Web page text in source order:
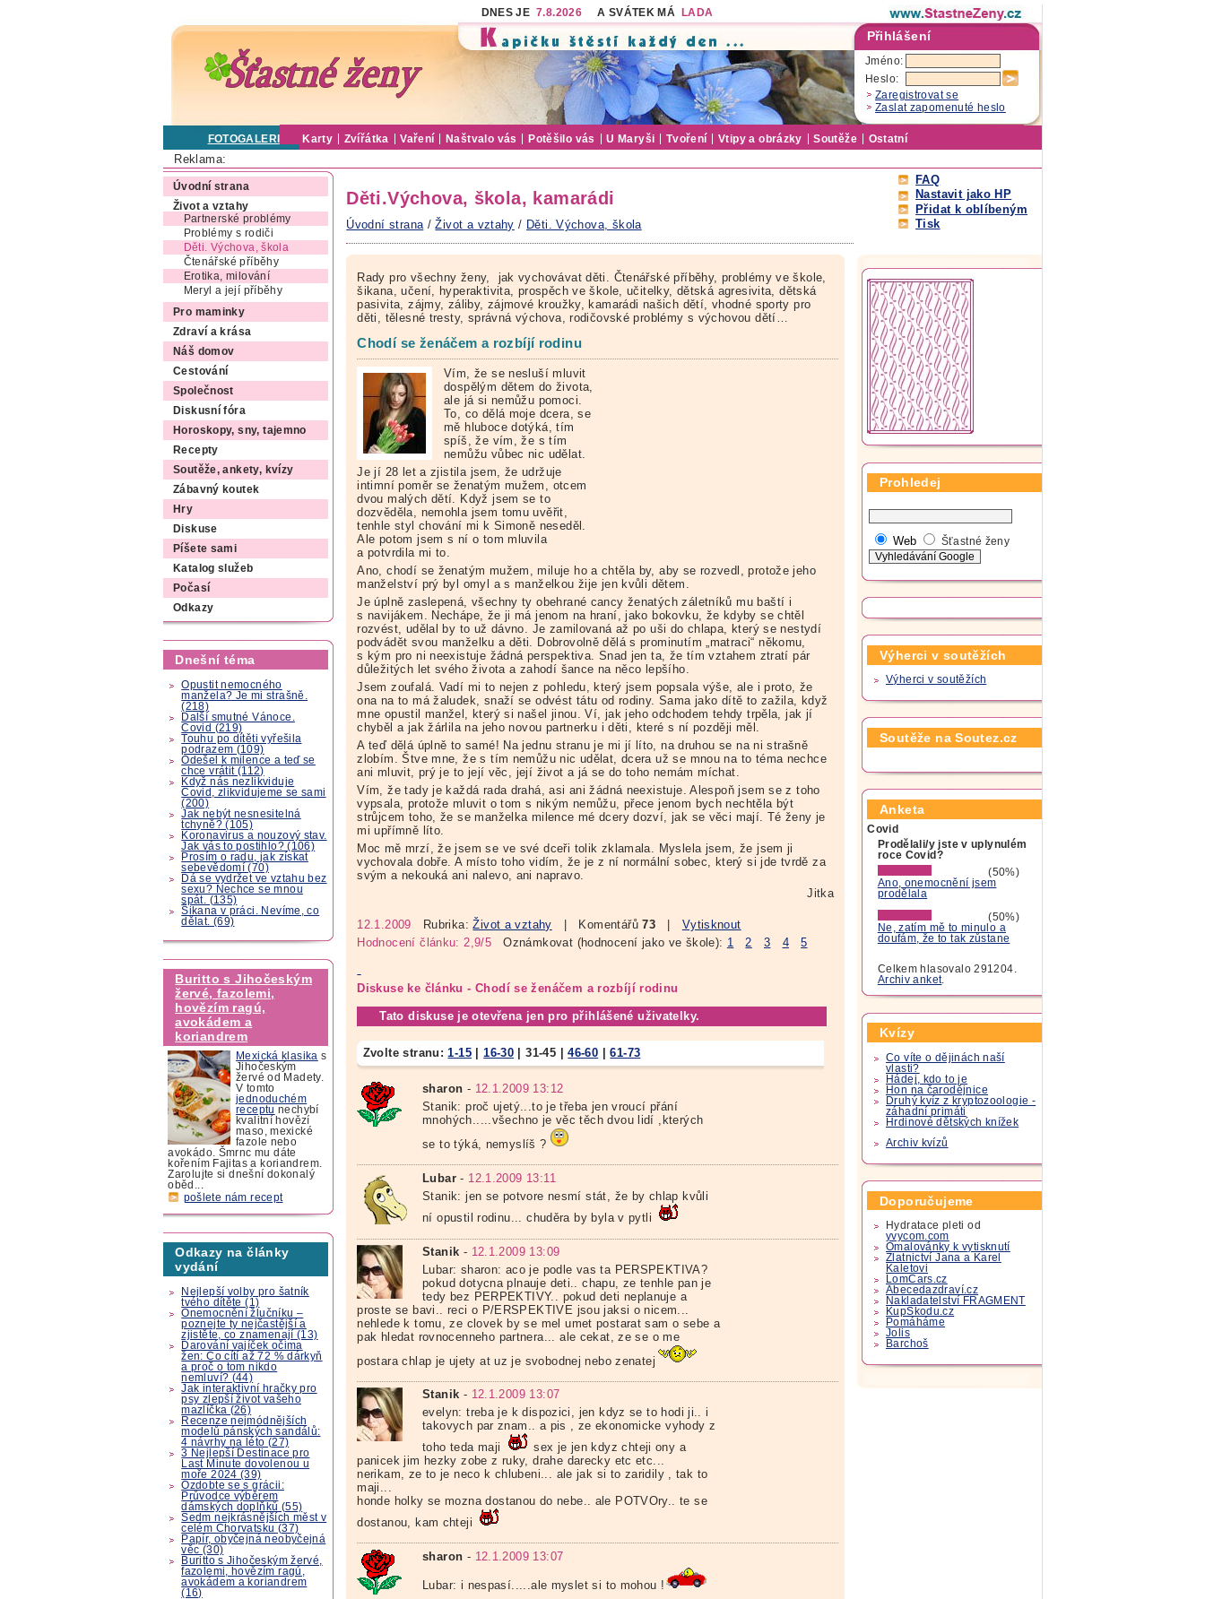
DNES JE 7.8.2026 A SVÁTEK MÁ LADA
Přihlášení
Jméno:
Heslo:
Zaregistrovat se
Zaslat zapomenuté heslo
FOTOGALERIE Karty Zvířátka Vaření Naštvalo vás Potěšilo vás U Maryši Tvoření Vtipy a obrázky Soutěže Ostatní
Reklama:
Úvodní strana
Život a vztahy
Partnerské problémy
Problémy s rodiči
Děti. Výchova, škola
Čtenářské příběhy
Erotika, milování
Meryl a její příběhy
Pro maminky
Zdraví a krása
Náš domov
Cestování
Společnost
Diskusní fóra
Horoskopy, sny, tajemno
Recepty
Soutěže, ankety, kvízy
Zábavný koutek
Hry
Diskuse
Píšete sami
Katalog služeb
Počasí
Odkazy
Dnešní téma
Opustit nemocného
manžela? Je mi strašně.
(218)
Další smutné Vánoce.
Covid (219)
Touhu po dítěti vyřešila
podrazem (109)
Odešel k milence a teď se
chce vrátit (112)
Když nás nezlikviduje
Covid, zlikvidujeme se sami
(200)
Jak nebýt nesnesitelná
tchyně? (105)
Koronavirus a nouzový stav.
Jak vás to postihlo? (106)
Prosím o radu, jak získat
sebevědomí (70)
Dá se vydržet ve vztahu bez
sexu? Nechce se mnou
spát. (135)
Šikana v práci. Nevíme, co
dělat. (69)
Buritto s Jihočeským
žervé, fazolemi,
hovězím ragú,
avokádem a
koriandrem
Mexická klasika s
Jihočeským
žervé od Madety.
V tomto
jednoduchém
receptu nechybí
kvalitní hovězí
maso, mexické
fazole nebo
avokádo. Šmrnc mu dáte
kořením Fajitas a koriandrem.
Zarolujte si dnešní dokonalý
oběd...
pošlete nám recept
Odkazy na články
vydání
Nejlepší volby pro šatník
tvého dítěte (1)
Onemocnění žlučníku –
poznejte ty nejčastější a
zjistěte, co znamenají (13)
Darování vajíček očima
žen: Co cítí až 72 % dárkyň
a proč o tom nikdo
nemluví? (44)
Jak interaktivní hračky pro
psy zlepší život vašeho
mazlíčka (26)
Recenze nejmódnějších
modelů pánských sandálů:
4 návrhy na léto (27)
3 Nejlepší Destinace pro
Last Minute dovolenou u
moře 2024 (39)
Ozdobte se s grácii:
Průvodce výběrem
dámských doplňků (55)
Sedm nejkrásnějších měst v
celém Chorvatsku (37)
Papír, obyčejná neobyčejná
věc (30)
Buritto s Jihočeským žervé,
fazolemi, hovězím ragú,
avokádem a koriandrem
(16)
Děti.Výchova, škola, kamarádi
Úvodní strana /Život a vztahy / Děti. Výchova, škola
FAQ
Nastavit jako HP
Přidat k oblíbeným
Tisk
Rady pro všechny ženy, jak vychovávat děti. Čtenářské příběhy, problémy ve škole,
šikana, učení, hyperaktivita, prospěch ve škole, učitelky, dětská agresivita, dětská
pasivita, zájmy, záliby, zájmové kroužky, kamarádi našich dětí, vhodné sporty pro
děti, tělesné tresty, správná výchova, rodičovské problémy s výchovou dětí…
Chodí se ženáčem a rozbíjí rodinu
Vím, že se nesluší mluvit
dospělým dětem do života,
ale já si nemůžu pomoci.
To, co dělá moje dcera, se
mě hluboce dotýká, tím
spíš, že vím, že s tím
nemůžu vůbec nic udělat.
Je jí 28 let a zjistila jsem, že udržuje
intimní poměr se ženatým mužem, otcem
dvou malých dětí. Když jsem se to
dozvěděla, nemohla jsem tomu uvěřit,
tenhle styl chování mi k Simoně neseděl.
Ale potom jsem s ní o tom mluvila
a potvrdila mi to.
Ano, chodí se ženatým mužem, miluje ho a chtěla by, aby se rozvedl, protože jeho
manželství prý byl omyl a s manželkou žije jen kvůli dětem.
Je úplně zaslepená, všechny ty obehrané cancy ženatých záletníků mu baští i
s navijákem. Nechápe, že ji má jenom na hraní, jako bokovku, že kdyby se chtěl
rozvést, udělal by to už dávno. Je zamilovaná až po uši do chlapa, který se nestydí
podvádět svou manželku a děti. Dobrovolně dělá s prominutím „matraci“ někomu,
s kým pro ni neexistuje žádná perspektiva. Snad jen ta, že tím vztahem ztratí pár
důležitých let svého života a zahodí šance na něco lepšího.
Jsem zoufalá. Vadí mi to nejen z pohledu, který jsem popsala výše, ale i proto, že
ona na to má žaludek, snaží se odvést tátu od rodiny. Sama jako dítě to zažila, když
mne opustil manžel, který si našel jinou. Ví, jak jeho odchodem tehdy trpěla, jak jí
chyběl a jak žárlila na jeho novou partnerku i děti, které s ní později měl.
A teď dělá úplně to samé! Na jednu stranu je mi jí líto, na druhou se na ni strašně
zlobím. Štve mne, že s tím nemůžu nic udělat, dcera už se mnou na to téma nechce
ani mluvit, prý je to její věc, její život a já se do toho nemám míchat.
Vím, že tady je každá rada drahá, asi ani žádná neexistuje. Alespoň jsem se z toho
vypsala, protože mluvit o tom s nikým nemůžu, přece jenom bych nechtěla být
strůjcem toho, že se manželka milence mé dcery dozví, jak se věci mají. Té ženy je
mi upřímně líto.
Moc mě mrzí, že jsem se ve své dceři tolik zklamala. Myslela jsem, že jsem ji
vychovala dobře. A místo toho vidím, že je z ní normální sobec, který si jde tvrdě za
svým a nekouká ani nalevo, ani napravo.
Jitka
12.1.2009 Rubrika:Život a vztahy | Komentářů73
Vytisknout
Hodnocení článku: 2,9/5 Oznámkovat (hodnocení jako ve škole): 1 2 3 4 5
Diskuse ke článku - Chodí se ženáčem a rozbíjí rodinu
Tato diskuse je otevřena jen pro přihlášené uživatelky.
Zvolte stranu:1-15 |16-30 |31-45 |46-60 |61-73
sharon - 12.1.2009 13:12
Stanik: proč ujetý...to je třeba jen vroucí přání
mnohých.....všechno je věc těch dvou lidí ,kterých
se to týká, nemyslíš ?
Lubar - 12.1.2009 13:11
Stanik: jen se potvore nesmí stát, že by chlap kvůli
ní opustil rodinu... chuděra by byla v pytli
Stanik - 12.1.2009 13:09
Lubar: sharon: aco je podle vas ta PERSPEKTIVA?
pokud dotycna plnauje deti.. chapu, ze tenhle pan je
tedy bez PERPEKTIVY.. pokud deti neplanuje a
proste se bavi.. reci o P/ERSPEKTIVE jsou jaksi o nicem...
nehlede k tomu, ze clovek by se mel umet postarat sam o sebe a
pak hledat rovnocenneho partnera... ale cekat, ze se o me
postara chlap je ujety at uz je svobodnej nebo zenatej
Stanik - 12.1.2009 13:07
evelyn: treba je k dispozici, jen kdyz se to hodi ji.. i
takovych par znam.. a pis , ze ekonomicke vyhody z
toho teda maji
sex je jen kdyz chteji ony a
panicek jim hezky zobe z ruky, drahe darecky etc etc...
nerikam, ze to je neco k chlubeni... ale jak si to zaridily , tak to
maji...
honde holky se mozna dostanou do nebe.. ale POTVOry.. te se
dostanou, kam chteji
sharon - 12.1.2009 13:07
Lubar: i nespasí.....ale myslet si to mohou !
Prohledej
Web Šťastné ženy
Výherci v soutěžích
Výherci v soutěžích
Soutěže na Soutez.cz
Anketa
Covid
Prodělali/y jste v uplynulém
roce Covid?
(50%)
Ano, onemocnění jsem
prodělala
(50%)
Ne, zatím mě to minulo a
doufám, že to tak zůstane
Celkem hlasovalo 291204.
Archiv anket.
Kvízy
Co víte o dějinách naší
vlasti?
Hádej, kdo to je
Hon na čarodějnice
Druhý kvíz z kryptozoologie -
záhadní primáti
Hrdinové dětských knížek
Archiv kvízů
Doporučujeme
Hydratace pleti od
yvycom.com
Omalovánky k vytisknutí
Zlatnictví Jana a Karel
Kaletovi
LomCars.cz
Abecedazdraví.cz
Nakladatelství FRAGMENT
KupSkodu.cz
Pomáháme
Jolis
Barchoš